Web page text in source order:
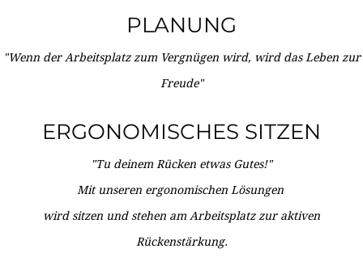
PLANUNG
"Wenn der Arbeitsplatz zum Vergnügen wird, wird das Leben zur
Freude"
ERGONOMISCHES SITZEN
"Tu deinem Rücken etwas Gutes!"
Mit unseren ergonomischen Lösungen
wird sitzen und stehen am Arbeitsplatz zur aktiven
Rückenstärkung.